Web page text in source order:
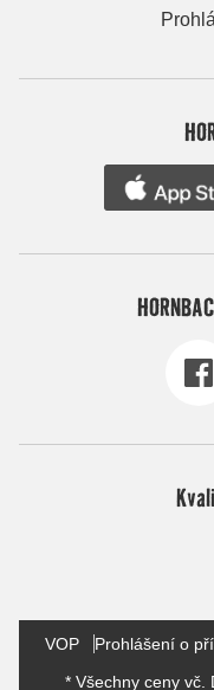
VOP Prohlášení o
* Všechny ceny vč.